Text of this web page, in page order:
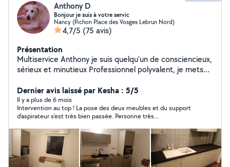
Anthony D
Bonjour je suis à votre servic
Nancy (Pichon Place des Vosges Lebrun Nord)
4,7/5 (75 avis)
Présentation
Multiservice Anthony je suis quelqu'un de consciencieux,
sérieux et minutieux Professionnel polyvalent, je mets
petits travaux, plomberie électricité placo enduit
peinture et autres entretien espace vert abattage
d'arbre, réparations et services pratiques. Chaque
mission est réalisée avec rigueur, sens du détail et
respect des délais. Mon objectif : vous apporter une
solution fiable et un travail soigné, en toute sérénité.
Dernier avis laissé par Kesha : 5/5
Il y a plus de 6 mois
Intervention au top ! La pose des deux meubles et du support
d’aspirateur s’est très bien passée. Personne très
travail est nickel, rien à redire — je recommande vivement !